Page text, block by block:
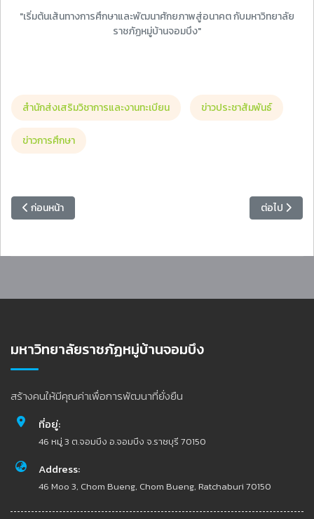
"เริ่มต้นเส้นทางการศึกษาและพัฒนาศักยภาพสู่อนาคต กับมหาวิทยาลัย
ราชภัฏหมู่บ้านจอมบึง"
สำนักส่งเสริมวิชาการและงานทะเบียน ข่าวประชาสัมพันธ์
ข่าวการศึกษา
เนื้อหาก่อนหน้า: ประกาศฯ เรื่อง การรับสมัครและการเลือกตั้งนายกองค์
ก่อนหน้า เนื้อหาถัดไป
ต่อไป
มหาวิทยาลัยราชภัฏหมู่บ้านจอมบึง
สร้างคนให้มีคุณค่าเพื่อการพัฒนาที่ยั่งยืน
ที่อยู่:
46 หมู่ 3 ต.จอมบึง อ.จอมบึง จ.ราชบุรี 70150
Address:
46 Moo 3, Chom Bueng, Chom Bueng, Ratchaburi 70150